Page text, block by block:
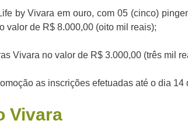
by Vivara em ouro, com 05 (cinco)
valor de R$ 8.000,00 (oito mil reais);
Vivara no valor de R$ 3.000,00 (três mil
as inscrições efetuadas até o dia 14
Vivara